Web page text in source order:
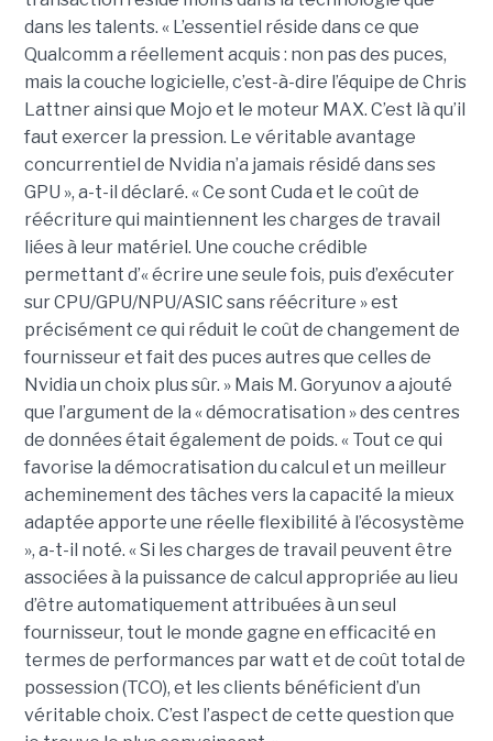
dans les talents. « L’essentiel réside dans ce que
Qualcomm a réellement acquis : non pas des puces,
mais la couche logicielle, c’est-à-dire l’équipe de Chris
Lattner ainsi que Mojo et le moteur MAX. C’est là qu’il
faut exercer la pression. Le véritable avantage
concurrentiel de Nvidia n’a jamais résidé dans ses
GPU », a-t-il déclaré. « Ce sont Cuda et le coût de
réécriture qui maintiennent les charges de travail
liées à leur matériel. Une couche crédible
permettant d’« écrire une seule fois, puis d’exécuter
sur CPU/GPU/NPU/ASIC sans réécriture » est
précisément ce qui réduit le coût de changement de
fournisseur et fait des puces autres que celles de
Nvidia un choix plus sûr. » Mais M. Goryunov a ajouté
que l’argument de la « démocratisation » des centres
de données était également de poids. « Tout ce qui
favorise la démocratisation du calcul et un meilleur
acheminement des tâches vers la capacité la mieux
adaptée apporte une réelle flexibilité à l’écosystème
», a-t-il noté. « Si les charges de travail peuvent être
associées à la puissance de calcul appropriée au lieu
d’être automatiquement attribuées à un seul
fournisseur, tout le monde gagne en efficacité en
termes de performances par watt et de coût total de
possession (TCO), et les clients bénéficient d’un
véritable choix. C’est l’aspect de cette question que